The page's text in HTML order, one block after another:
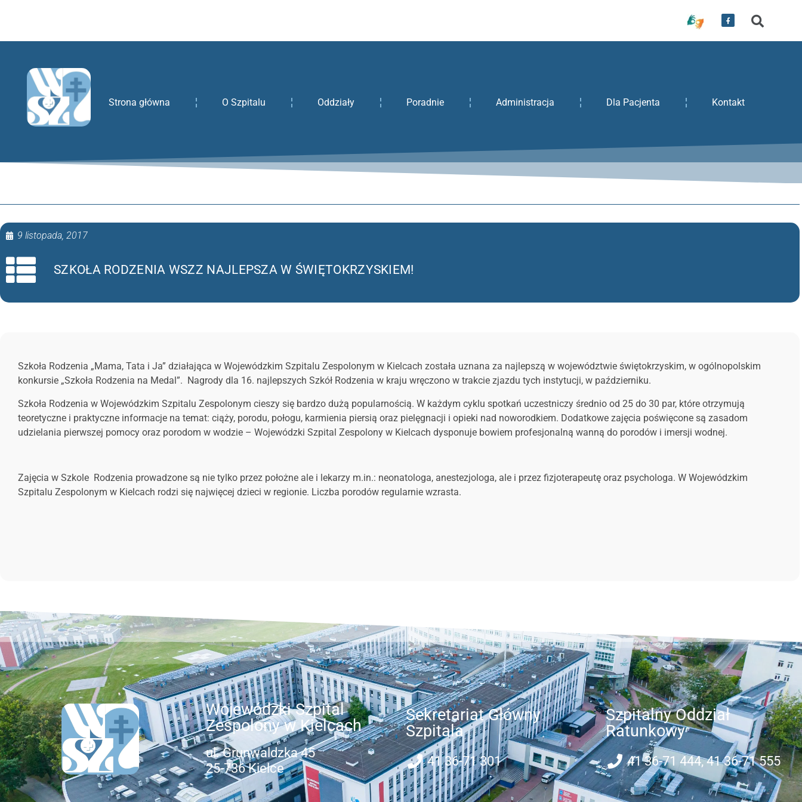
Strona główna O Szpitalu Oddziały Poradnie Administracja Dla Pacjenta Kontakt
9 listopada, 2017
SZKOŁA RODZENIA WSZZ NAJLEPSZA W ŚWIĘTOKRZYSKIEM!
Szkoła Rodzenia „Mama, Tata i Ja” działająca w Wojewódzkim Szpitalu Zespolonym w Kielcach została uznana za najlepszą w województwie świętokrzyskim, w ogólnopolskim
konkursie „Szkoła Rodzenia na Medal”. Nagrody dla 16. najlepszych Szkół Rodzenia w kraju wręczono w trakcie zjazdu tych instytucji, w październiku.
Szkoła Rodzenia w Wojewódzkim Szpitalu Zespolonym cieszy się bardzo dużą popularnością. W każdym cyklu spotkań uczestniczy średnio od 25 do 30 par, które otrzymują
teoretyczne i praktyczne informacje na temat: ciąży, porodu, połogu, karmienia piersią oraz pielęgnacji i opieki nad noworodkiem. Dodatkowe zajęcia poświęcone są zasadom
udzielania pierwszej pomocy oraz porodom w wodzie – Wojewódzki Szpital Zespolony w Kielcach dysponuje bowiem profesjonalną wanną do porodów i imersji wodnej.
Zajęcia w Szkole Rodzenia prowadzone są nie tylko przez położne ale i lekarzy m.in.: neonatologa, anestezjologa, ale i przez fizjoterapeutę oraz psychologa. W Wojewódzkim
Szpitalu Zespolonym w Kielcach rodzi się najwięcej dzieci w regionie. Liczba porodów regularnie wzrasta.
Wojewódzki Szpital
Zespolony w Kielcach
ul. Grunwaldzka 45
25-736 Kielce
Sekretariat Główny
Szpitala
41 36-71 301
Szpitalny Oddział
Ratunkowy
41 36-71 444, 41 36-71 555